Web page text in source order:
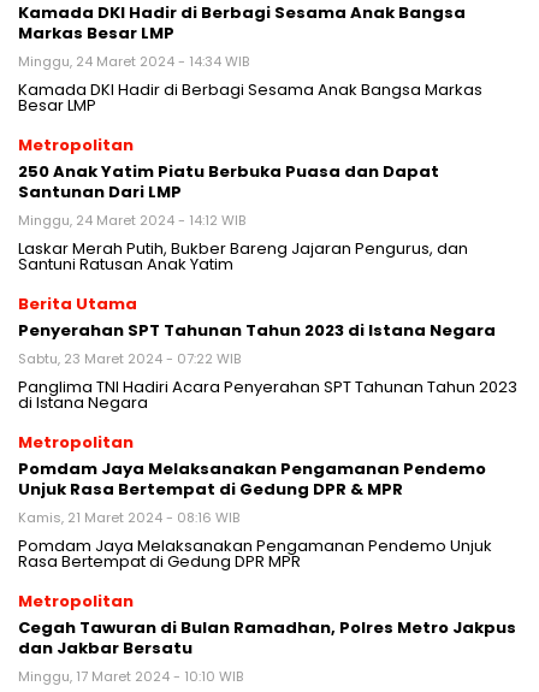
Kamada DKI Hadir di Berbagi Sesama Anak Bangsa
Markas Besar LMP
Minggu, 24 Maret 2024 - 14:34 WIB
Kamada DKI Hadir di Berbagi Sesama Anak Bangsa Markas
Besar LMP
Metropolitan
250 Anak Yatim Piatu Berbuka Puasa dan Dapat
Santunan Dari LMP
Minggu, 24 Maret 2024 - 14:12 WIB
Laskar Merah Putih, Bukber Bareng Jajaran Pengurus, dan
Santuni Ratusan Anak Yatim
Berita Utama
Penyerahan SPT Tahunan Tahun 2023 di Istana Negara
Sabtu, 23 Maret 2024 - 07:22 WIB
Panglima TNI Hadiri Acara Penyerahan SPT Tahunan Tahun 2023
di Istana Negara
Metropolitan
Pomdam Jaya Melaksanakan Pengamanan Pendemo
Unjuk Rasa Bertempat di Gedung DPR & MPR
Kamis, 21 Maret 2024 - 08:16 WIB
Pomdam Jaya Melaksanakan Pengamanan Pendemo Unjuk
Rasa Bertempat di Gedung DPR MPR
Metropolitan
Cegah Tawuran di Bulan Ramadhan, Polres Metro Jakpus
dan Jakbar Bersatu
Minggu, 17 Maret 2024 - 10:10 WIB